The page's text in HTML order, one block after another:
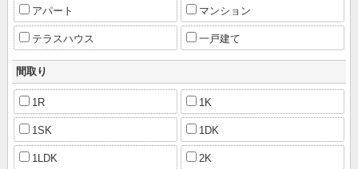
アパート マンション
テラスハウス 一戸建て
間取り
1R 1K
1SK 1DK
1LDK 2K